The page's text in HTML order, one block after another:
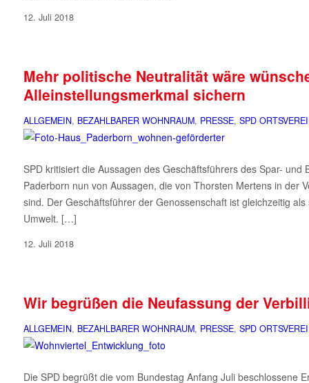
12. Juli 2018
Mehr politische Neutralität wäre
Alleinstellungsmerkmal sichern
ALLGEMEIN, BEZAHLBARER WOHNRAUM, PRESSE, SPD
SPD kritisiert die Aussagen des Geschäftsführers des Spar-
Paderborn nun von Aussagen, die von Thorsten Mertens in der
sind. Der Geschäftsführer der Genossenschaft ist gleichzeitig
Umwelt. […]
12. Juli 2018
Wir begrüßen die Neufassung der
ALLGEMEIN, BEZAHLBARER WOHNRAUM, PRESSE, SPD
Die SPD begrüßt die vom Bundestag Anfang Juli beschlossene